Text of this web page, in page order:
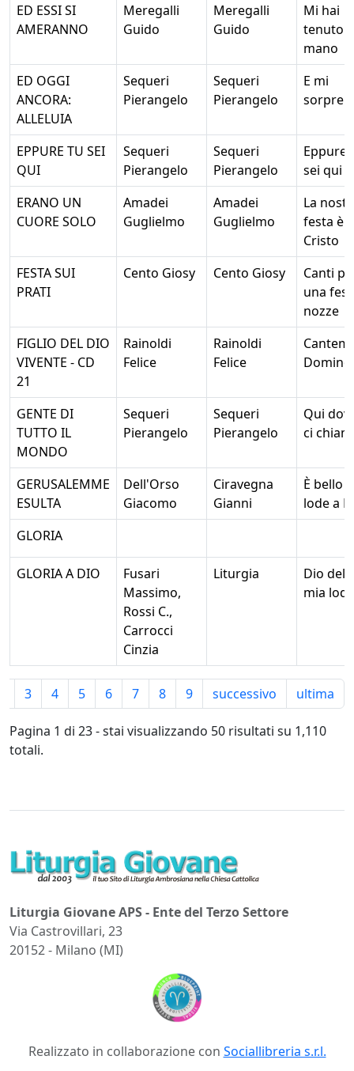
ED ESSI SI
AMERANNO
Meregalli
Guido
Meregalli
Guido
Mi hai
tenuto
mano
ED OGGI
ANCORA:
ALLELUIA
Sequeri
Pierangelo
Sequeri
Pierangelo
E mi
EPPURE TU SEI
QUI
Sequeri
Pierangelo
Sequeri
Pierangelo
Eppure
sei qui
ERANO UN
CUORE SOLO
Amadei
Guglielmo
Amadei
Guglielmo
La
festa è
Cristo
FESTA SUI
PRATI
Cento Giosy Cento Giosy
Canti
una
nozze
FIGLIO DEL DIO
VIVENTE - CD
21
Rainoldi
Felice
Rainoldi
Felice
Domino
GENTE DI
TUTTO IL
MONDO
Sequeri
Pierangelo
Sequeri
Pierangelo
Qui
ci
GERUSALEMME
ESULTA
Dell'Orso
Giacomo
Ciravegna
Gianni
È bello
lode a
GLORIA
GLORIA A DIO
Fusari
Massimo,
Rossi C.,
Carrocci
Cinzia
Liturgia
Dio
mia lode
3 4 5 6 7 8 9 successivo ultima
Pagina 1 di 23 - stai visualizzando 50 risultati su 1,110
totali.
Liturgia Giovane APS - Ente del Terzo Settore
Via Castrovillari, 23
20152 - Milano (MI)
Realizzato in collaborazione con Sociallibreria s.r.l.